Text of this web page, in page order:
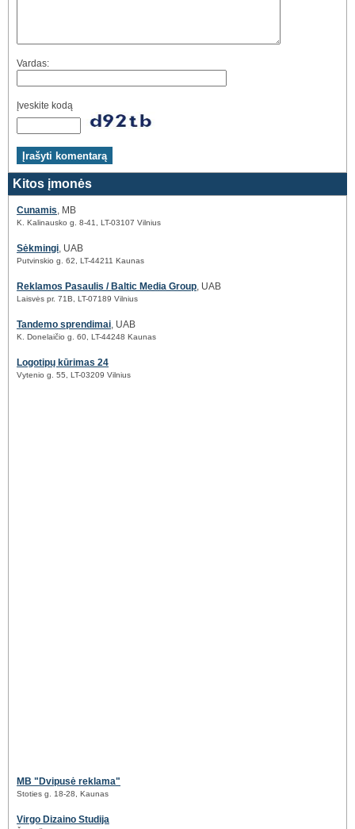
Vardas:
Įveskite kodą
Kitos įmonės
Cunamis, MB
K. Kalinausko g. 8-41, LT-03107 Vilnius
Sėkmingi, UAB
Putvinskio g. 62, LT-44211 Kaunas
Reklamos Pasaulis / Baltic Media Group, UAB
Laisvės pr. 71B, LT-07189 Vilnius
Tandemo sprendimai, UAB
K. Donelaičio g. 60, LT-44248 Kaunas
Logotipų kūrimas 24
Vytenio g. 55, LT-03209 Vilnius
MB "Dvipusė reklama"
Stoties g. 18-28, Kaunas
Virgo Dizaino Studija